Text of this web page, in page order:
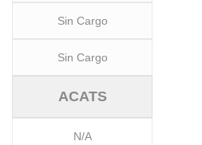
Sin Cargo
Sin Cargo
ACATS
N/A